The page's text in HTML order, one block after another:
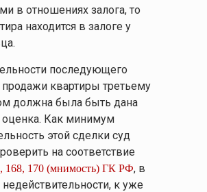
в отношениях залога, то
находится в залоге у
последующего
квартиры третьему
должна была быть дана
оценка. Как минимум
этой сделки суд
на соответствие
168, 170 (мнимость) ГК РФ, в
недействительности, к уже